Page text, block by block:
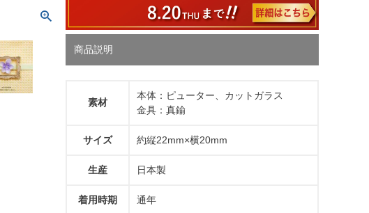
商品説明
素材
本体：ピューター、カットガラス
金具：真鍮
サイズ 約縦22mm×横20mm
生産 日本製
着用時期 通年